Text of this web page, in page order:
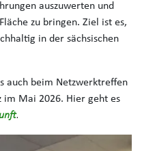
auszuwerten und
zu bringen. Ziel ist es,
in der sächsischen
auch beim Netzwerktreffen
im Mai 2026. Hier geht es
.